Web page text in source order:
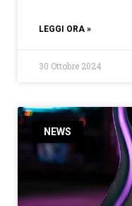
LEGGI ORA »
30 Ottobre 2024
NEWS